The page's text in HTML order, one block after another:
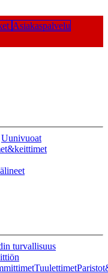
Asiakaspalvelu
Uunivuoat
turvallisuus
Tuulettimet